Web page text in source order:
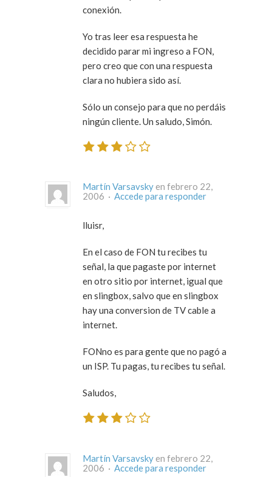
conexión.
Yo tras leer esa respuesta he
decidido parar mi ingreso a FON,
pero creo que con una respuesta
clara no hubiera sido así.
Sólo un consejo para que no perdáis
ningún cliente. Un saludo, Simón.
Martín Varsavsky en febrero 22,
2006 · Accede para responder
lluisr,
En el caso de FON tu recibes tu
señal, la que pagaste por internet
en otro sitio por internet, igual que
en slingbox, salvo que en slingbox
hay una conversion de TV cable a
internet.
FONno es para gente que no pagó a
un ISP. Tu pagas, tu recibes tu señal.
Saludos,
Martín Varsavsky en febrero 22,
2006 · Accede para responder